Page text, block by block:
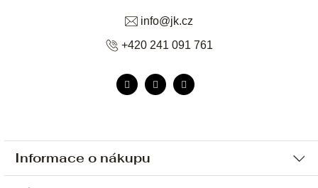
Informace o nákupu
info@jk.cz
+420 241 091 761